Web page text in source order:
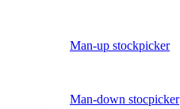
Man-up stockpicker
Man-down stocpicker